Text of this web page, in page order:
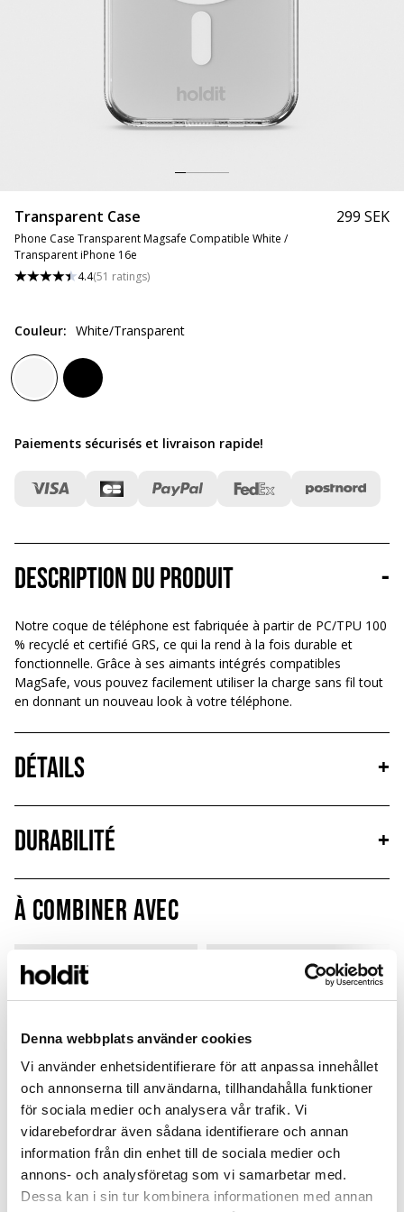
Denna webbplats använder cookies
Vi använder enhetsidentifierare för att anpassa innehållet
och annonserna till användarna, tillhandahålla funktioner
för sociala medier och analysera vår trafik. Vi
vidarebefordrar även sådana identifierare och annan
information från din enhet till de sociala medier och
annons- och analysföretag som vi samarbetar med.
Dessa kan i sin tur kombinera informationen med annan
Transparent Case
Phone Case Transparent Magsafe Compatible White /
Transparent iPhone 16e
4.4(51 ratings)
299 SEK
Couleur: White/Transparent
Paiements sécurisés et livraison rapide!
Description du produit -
Notre coque de téléphone est fabriquée à partir de PC/TPU 100
% recyclé et certifié GRS, ce qui la rend à la fois durable et
fonctionnelle. Grâce à ses aimants intégrés compatibles
MagSafe, vous pouvez facilement utiliser la charge sans fil tout
en donnant un nouveau look à votre téléphone.
Détails +
Durabilité
+
À combiner avec
Limited Edition
MagSafe Fit
Card Holder Solid Silicone Case